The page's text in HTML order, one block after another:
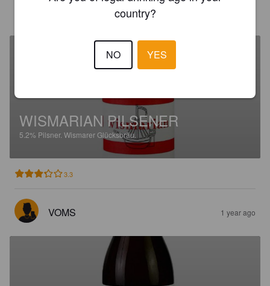
WISMARIAN PILSENER
5.2% Pilsner. Wismarer Glücksbräu.
3.3
VOMS 1 year ago
country?
NO YES